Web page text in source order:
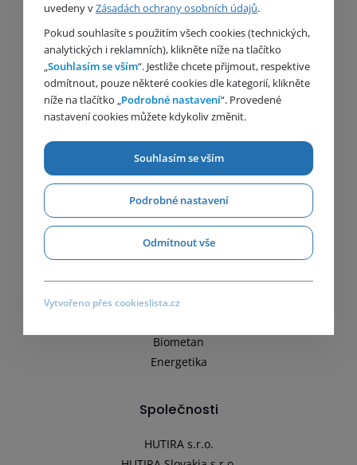
Struktura a tváře značky HUTIRA
Naše společnosti
Obory
Aktuality
Média
Kariéra
Kontakt
Zásady zpracování ochrany osobních údajů
Politika společnosti
Whistleblowing
Plyn
Biometan
Energetika
Společnosti
HUTIRA s.r.o.
uvedeny vZásadách ochrany osobních údajů.
Pokud souhlasíte s použitím všech cookies (technických,
analytických i reklamních), klikněte níže na tlačítko
„Souhlasím se vším“. Jestliže chcete přijmout, respektive
odmítnout, pouze některé cookies dle kategorií, klikněte
níže na tlačítko „Podrobné nastavení“. Provedené
nastavení cookies můžete kdykoliv změnit.
Souhlasím se vším
Podrobné nastavení
Odmítnout vše
Vytvořeno přes cookieslista.cz